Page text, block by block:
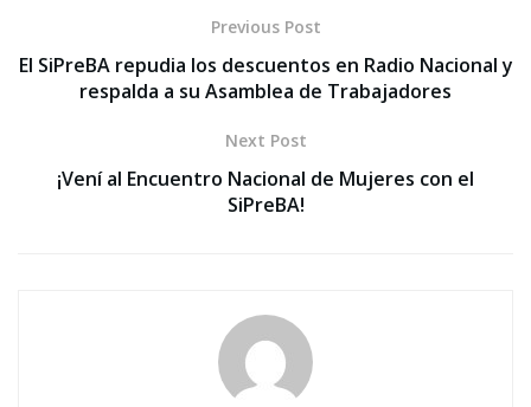
Previous Post
El SiPreBA repudia los descuentos en Radio Nacional y
respalda a su Asamblea de Trabajadores
Next Post
¡Vení al Encuentro Nacional de Mujeres con el
SiPreBA!